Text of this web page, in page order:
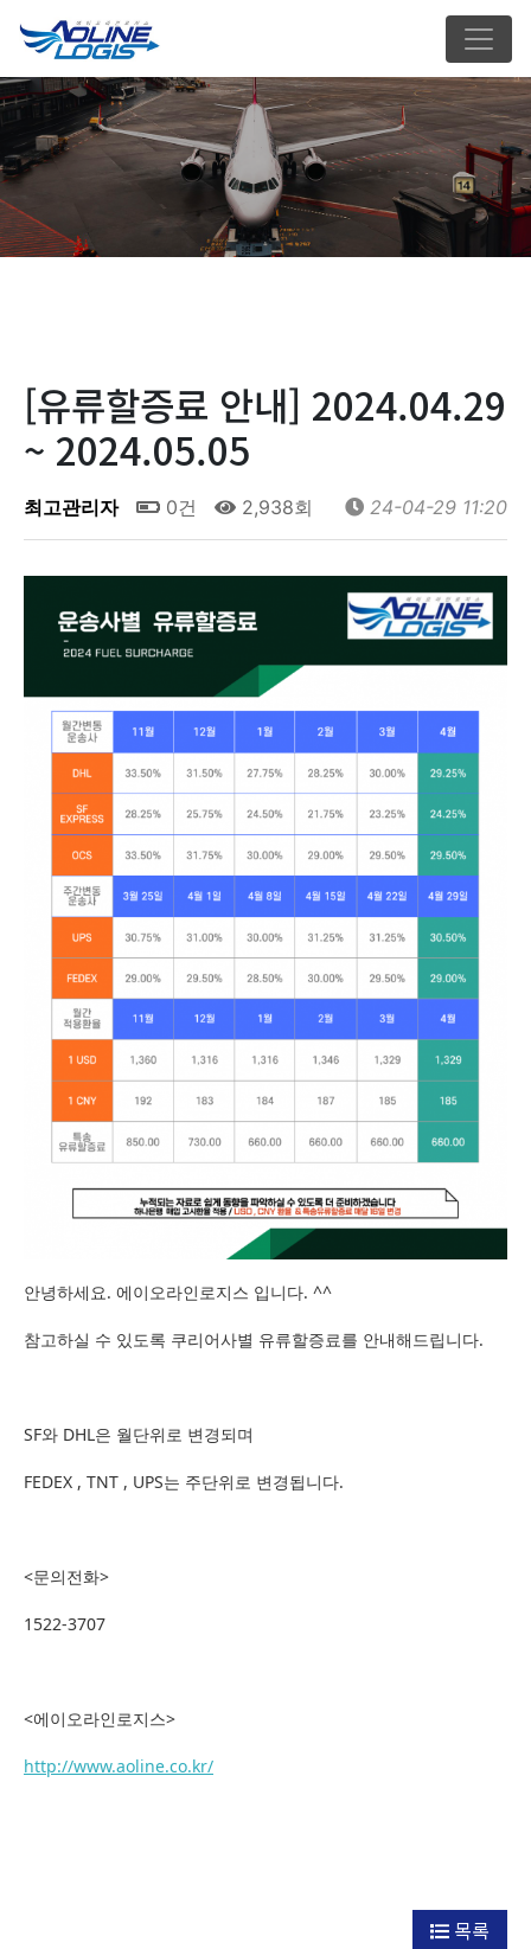
[유류할증료 안내] 2024.04.29
~ 2024.05.05
최고관리자 0건 2,938회 24-04-29 11:20
안녕하세요. 에이오라인로지스 입니다. ^^
참고하실 수 있도록 쿠리어사별 유류할증료를 안내해드립니다.
SF와 DHL은 월단위로 변경되며
FEDEX , TNT , UPS는 주단위로 변경됩니다.
<문의전화>
1522-3707
<에이오라인로지스>
http://www.aoline.co.kr/
목록